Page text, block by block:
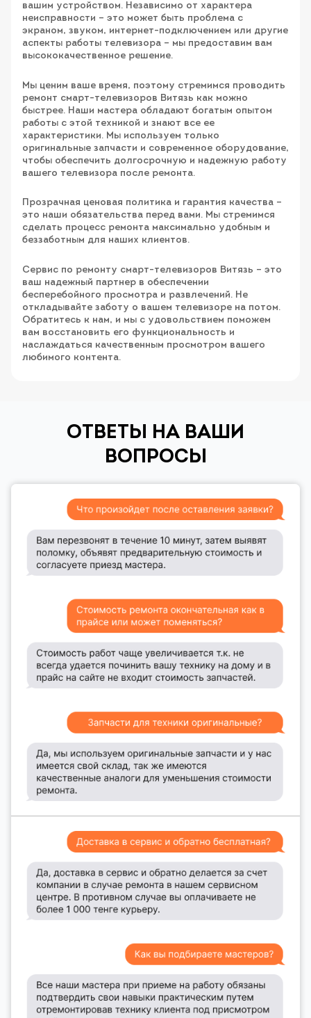
вашим устройством. Независимо от характера
неисправности – это может быть проблема с
экраном, звуком, интернет-подключением или другие
аспекты работы телевизора – мы предоставим вам
высококачественное решение.
Мы ценим ваше время, поэтому стремимся проводить
ремонт смарт-телевизоров Витязь как можно
быстрее. Наши мастера обладают богатым опытом
работы с этой техникой и знают все ее
характеристики. Мы используем только
оригинальные запчасти и современное оборудование,
чтобы обеспечить долгосрочную и надежную работу
вашего телевизора после ремонта.
Прозрачная ценовая политика и гарантия качества –
это наши обязательства перед вами. Мы стремимся
сделать процесс ремонта максимально удобным и
беззаботным для наших клиентов.
Сервис по ремонту смарт-телевизоров Витязь – это
ваш надежный партнер в обеспечении
бесперебойного просмотра и развлечений. Не
откладывайте заботу о вашем телевизоре на потом.
Обратитесь к нам, и мы с удовольствием поможем
вам восстановить его функциональность и
наслаждаться качественным просмотром вашего
любимого контента.
ОТВЕТЫ НА ВАШИ
ВОПРОСЫ